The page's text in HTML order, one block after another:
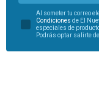
Al someter tu correo
Condiciones de El
especiales de
Podrás optar salirte